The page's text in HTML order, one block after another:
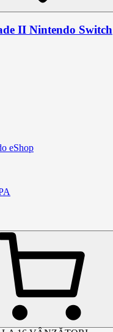
II Nintendo Switch
eShop